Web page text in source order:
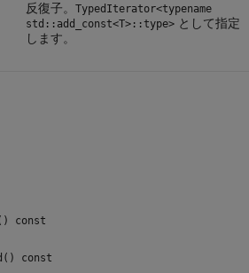
反復子。
TypedIterator<typename
std::add_const<T>::type>として指定
します。
const
const